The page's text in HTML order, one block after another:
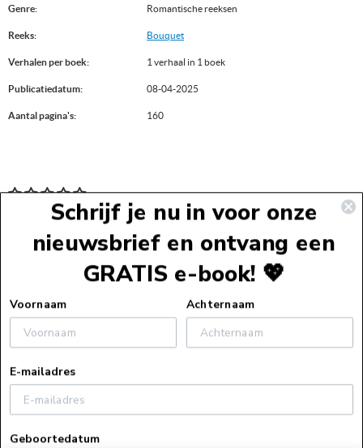
Genre: Romantische reeksen
Reeks: Bouquet
Verhalen per boek: 1 verhaal in 1 boek
Publicatiedatum: 08-04-2025
Aantal pagina's: 160
Bestelinformatie
Schrijf je nu in voor onze
nieuwsbrief en ontvang een
GRATIS e-book! 💖
Voornaam Achternaam
E-mailadres
Geboortedatum